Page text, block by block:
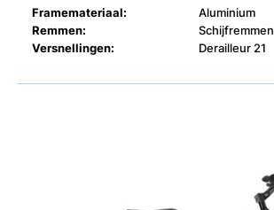
Framemateriaal:
Aluminium
Remmen:
Schijfremmen
Versnellingen:
Derailleur 21